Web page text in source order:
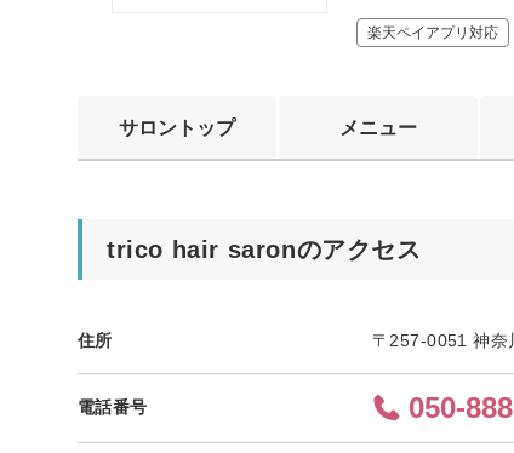
楽天ペイアプリ対応
サロントップ メニュー
trico hair saronのアクセス
住所 〒257-0051 神奈
電話番号 050-